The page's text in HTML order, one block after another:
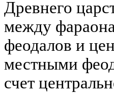
Древнего
между
феодалов и
местными
счет